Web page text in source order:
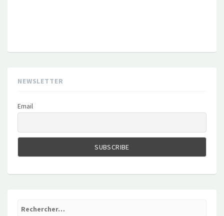
NEWSLETTER
Email
Rechercher :